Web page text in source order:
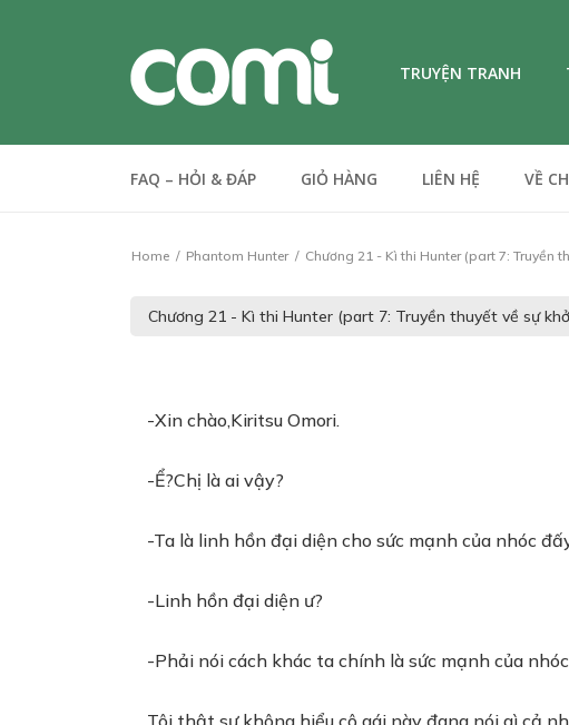
TRUYỆN TRANH
FAQ – HỎI & ĐÁP GIỎ HÀNG LIÊN HỆ VỀ
Home Phantom Hunter Chương 21 - Kì thi Hunter (part 7: Truyền
-Xin chào,Kiritsu Omori.
-Ể?Chị là ai vậy?
-Ta là linh hồn đại diện cho sức mạnh của nhóc
-Linh hồn đại diện ư?
-Phải nói cách khác ta chính là sức mạnh của
Tôi thật sự không hiểu cô gái này đang nói gì cả